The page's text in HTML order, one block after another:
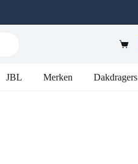
JBL Merken Dakdragers